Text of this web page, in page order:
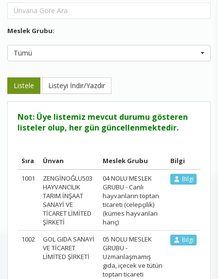
Meslek Grubu:
Tümü
Not: Üye listemiz mevcut durumu gösteren
listeler olup, her gün güncellenmektedir.
Sıra Ünvan Meslek Grubu
Bilgi
1001
ZENGİNOĞLU503
HAYVANCILIK
TARIM İNŞAAT
SANAYİ VE
TİCARET LİMİTED
ŞİRKETİ
04 NOLU MESLEK
GRUBU - Canlı
hayvanların toptan
ticareti (celepçilik)
(kümes hayvanları
hariç)
Bilgi
1002
GOL GIDA SANAYİ
VE TİCARET
LİMİTED ŞİRKETİ
05 NOLU MESLEK
GRUBU -
Uzmanlaşmamış
gıda, içecek ve tütün
toptan ticareti
Bilgi